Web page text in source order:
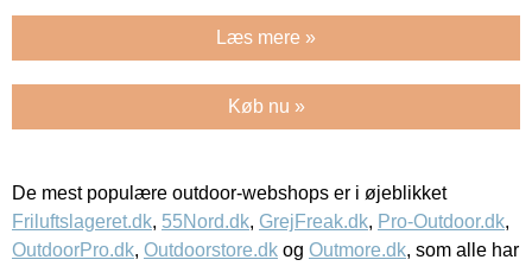
Læs mere »
Køb nu »
De mest populære outdoor-webshops er i øjeblikket
Friluftslageret.dk, 55Nord.dk, GrejFreak.dk, Pro-Outdoor.dk,
OutdoorPro.dk, Outdoorstore.dk og Outmore.dk, som alle har